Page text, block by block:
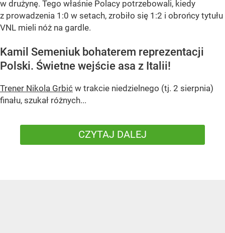
w drużynę. Tego właśnie Polacy potrzebowali, kiedy
z prowadzenia 1:0 w setach, zrobiło się 1:2 i obrońcy tytułu
VNL mieli nóż na gardle.
Kamil Semeniuk bohaterem reprezentacji
Polski. Świetne wejście asa z Italii!
Trener Nikola Grbić w trakcie niedzielnego (tj. 2 sierpnia)
finału, szukał różnych...
CZYTAJ DALEJ